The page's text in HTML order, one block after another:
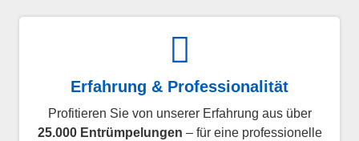
Erfahrung & Professionalität
Profitieren Sie von unserer Erfahrung aus über
25.000 Entrümpelungen – für eine professionelle